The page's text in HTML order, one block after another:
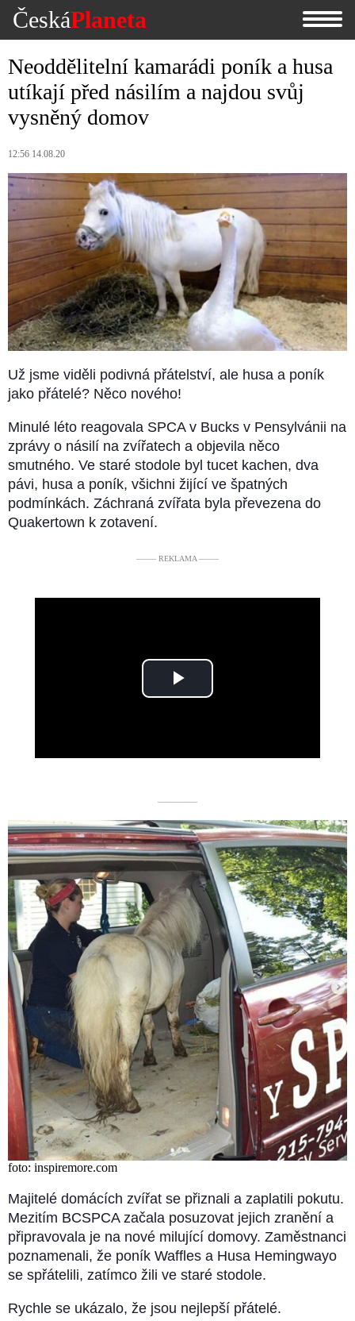
ČeskáPlaneta
Neoddělitelní kamarádi poník a husa
utíkají před násilím a najdou svůj
vysněný domov
12:56 14.08.20
Už jsme viděli podivná přátelství, ale husa a poník
jako přátelé? Něco nového!
Minulé léto reagovala SPCA v Bucks v Pensylvánii na
zprávy o násilí na zvířatech a objevila něco
smutného. Ve staré stodole byl tucet kachen, dva
pávi, husa a poník, všichni žijící ve špatných
podmínkách. Záchraná zvířata byla převezena do
Quakertown k zotavení.
––––– REKLAMA –––––
Play
––––––––––
foto: inspiremore.com
Majitelé domácích zvířat se přiznali a zaplatili pokutu.
Mezitím BCSPCA začala posuzovat jejich zranění a
připravovala je na nové milující domovy. Zaměstnanci
poznamenali, že poník Waffles a Husa Hemingwayo
se spřátelili, zatímco žili ve staré stodole.
Rychle se ukázalo, že jsou nejlepší přátelé.